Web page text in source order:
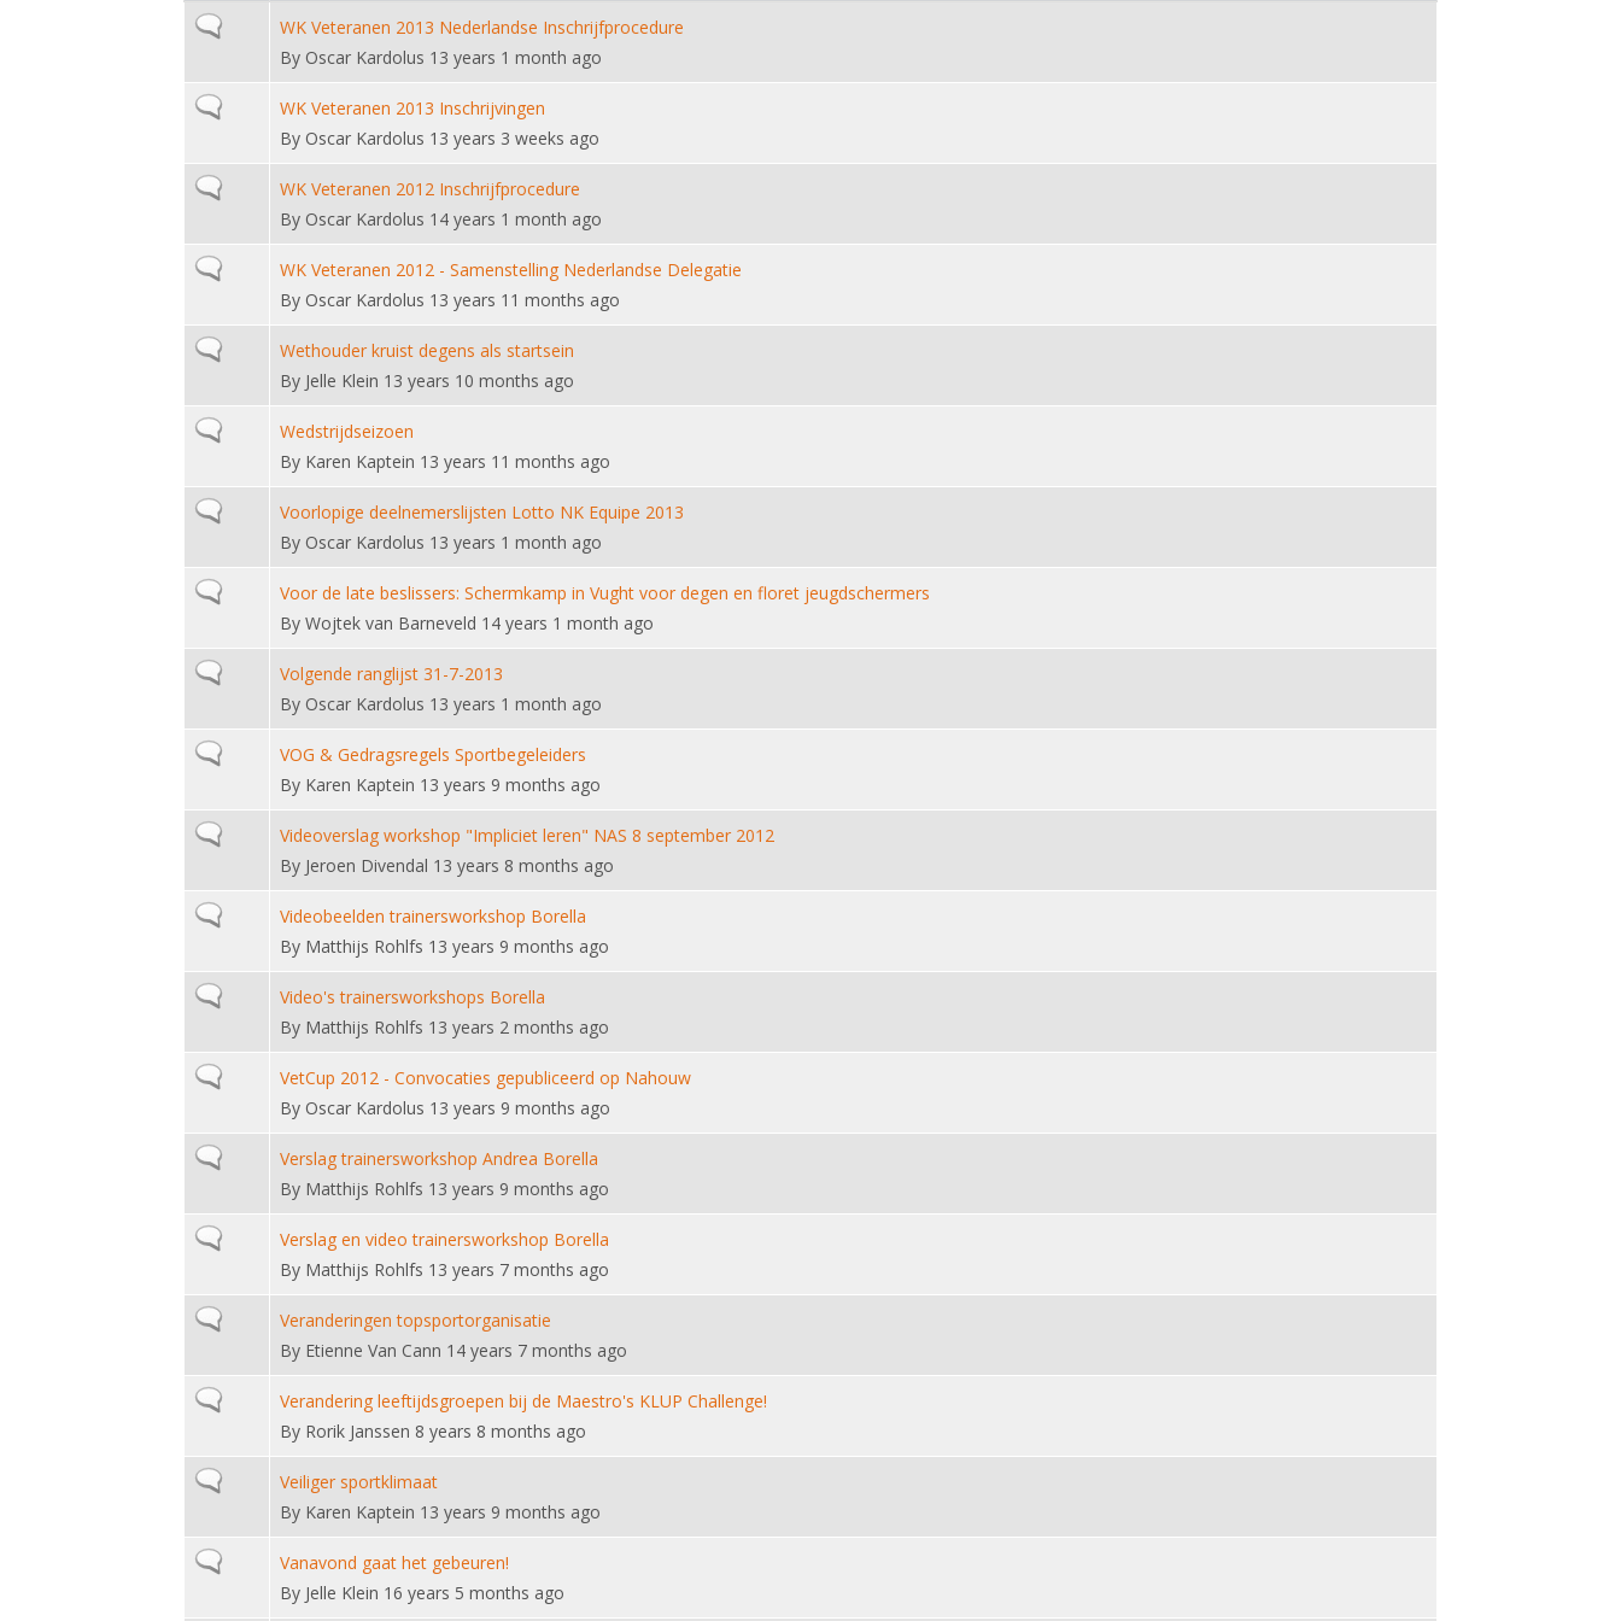
Normal topicWK Veteranen 2013 Nederlandse Inschrijfprocedure
By Oscar Kardolus 13 years 1 month ago
Normal topicWK Veteranen 2013 Inschrijvingen
By Oscar Kardolus 13 years 3 weeks ago
Normal topicWK Veteranen 2012 Inschrijfprocedure
By Oscar Kardolus 14 years 1 month ago
Normal topicWK Veteranen 2012 - Samenstelling Nederlandse Delegatie
By Oscar Kardolus 13 years 11 months ago
Normal topicWethouder kruist degens als startsein
By Jelle Klein 13 years 10 months ago
Normal topicWedstrijdseizoen
By Karen Kaptein 13 years 11 months ago
Normal topicVoorlopige deelnemerslijsten Lotto NK Equipe 2013
By Oscar Kardolus 13 years 1 month ago
Normal topicVoor de late beslissers: Schermkamp in Vught voor degen en floret jeugdschermers
By Wojtek van Barneveld 14 years 1 month ago
Normal topicVolgende ranglijst 31-7-2013
By Oscar Kardolus 13 years 1 month ago
Normal topicVOG & Gedragsregels Sportbegeleiders
By Karen Kaptein 13 years 9 months ago
Normal topicVideoverslag workshop "Impliciet leren" NAS 8 september 2012
By Jeroen Divendal 13 years 8 months ago
Normal topicVideobeelden trainersworkshop Borella
By Matthijs Rohlfs 13 years 9 months ago
Normal topicVideo's trainersworkshops Borella
By Matthijs Rohlfs 13 years 2 months ago
Normal topicVetCup 2012 - Convocaties gepubliceerd op Nahouw
By Oscar Kardolus 13 years 9 months ago
Normal topicVerslag trainersworkshop Andrea Borella
By Matthijs Rohlfs 13 years 9 months ago
Normal topicVerslag en video trainersworkshop Borella
By Matthijs Rohlfs 13 years 7 months ago
Normal topicVeranderingen topsportorganisatie
By Etienne Van Cann 14 years 7 months ago
Normal topicVerandering leeftijdsgroepen bij de Maestro's KLUP Challenge!
By Rorik Janssen 8 years 8 months ago
Normal topicVeiliger sportklimaat
By Karen Kaptein 13 years 9 months ago
Normal topicVanavond gaat het gebeuren!
By Jelle Klein 16 years 5 months ago